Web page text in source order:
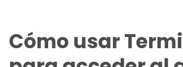
Cómo usar